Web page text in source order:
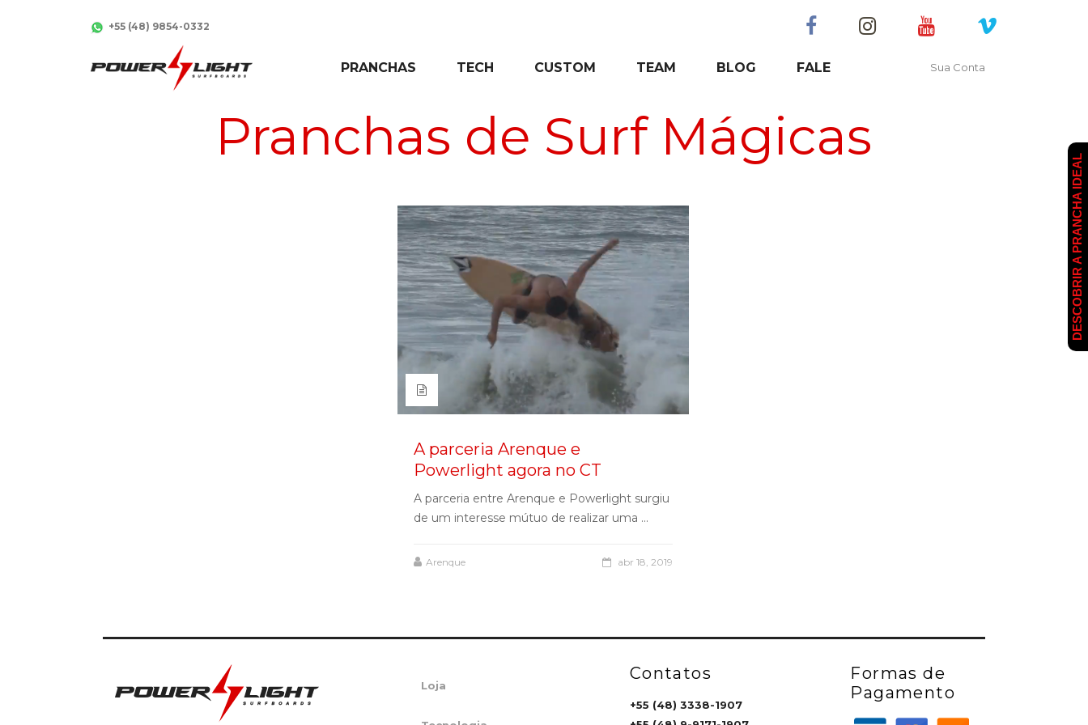
+55 (48) 9854-0332
PRANCHAS TECH CUSTOM TEAM BLOG FALE Sua Conta
Pranchas de Surf Mágicas
A parceria Arenque e
Powerlight agora no CT
A parceria entre Arenque e Powerlight surgiu
de um interesse mútuo de realizar uma ...
Arenque abr 18, 2019
Loja
Contatos
+55 (48) 3338-1907
Formas de
Pagamento
DESCOBRIR A PRANCHA IDEAL